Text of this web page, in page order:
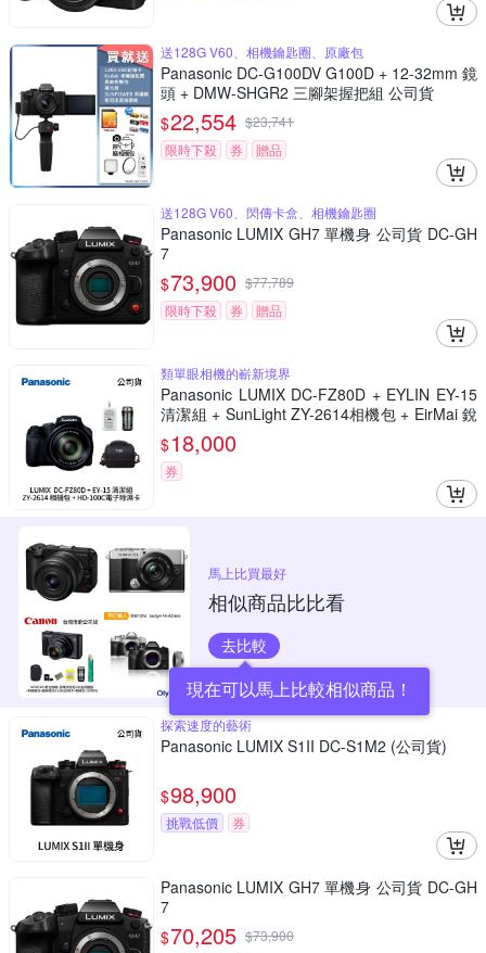
送128G V60、相機鑰匙圈、原廠包
Panasonic DC-G100DV G100D + 12-32mm 鏡
頭 + DMW-SHGR2 三腳架握把組 公司貨
$22,554 $23,741
限時下殺
券 贈品
送128G V60、閃傳卡盒、相機鑰匙圈
Panasonic LUMIX GH7 單機身 公司貨 DC-GH
7
$73,900 $77,789
限時下殺
券 贈品
類單眼相機的嶄新境界
Panasonic LUMIX DC-FZ80D + EYLIN EY-15
清潔組 + SunLight ZY-2614相機包 + EirMai 銳
瑪 HD-100C電子除濕卡 FZ80D (公司貨)
$18,000
券
馬上比買最好
相似商品比比看
去比較
現在可以馬上比較相似商品！
探索速度的藝術
Panasonic LUMIX S1II DC-S1M2 (公司貨)
$98,900
挑戰低價 券
Panasonic LUMIX GH7 單機身 公司貨 DC-GH
7
$70,205 $73,900